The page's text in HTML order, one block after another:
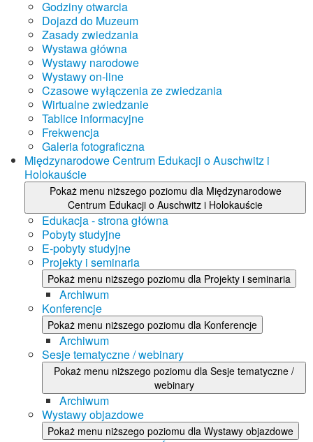
Godziny otwarcia
Dojazd do Muzeum
Zasady zwiedzania
Wystawa główna
Wystawy narodowe
Wystawy on-line
Czasowe wyłączenia ze zwiedzania
Wirtualne zwiedzanie
Tablice informacyjne
Frekwencja
Galeria fotograficzna
Międzynarodowe Centrum Edukacji o Auschwitz i
Holokauście
Pokaż menu niższego poziomu dla Międzynarodowe
Centrum Edukacji o Auschwitz i Holokauście
Edukacja - strona główna
Pobyty studyjne
E-pobyty studyjne
Projekty i seminaria
Pokaż menu niższego poziomu dla Projekty i seminaria
Archiwum
Konferencje
Pokaż menu niższego poziomu dla Konferencje
Archiwum
Sesje tematyczne / webinary
Pokaż menu niższego poziomu dla Sesje tematyczne /
webinary
Archiwum
Wystawy objazdowe
Pokaż menu niższego poziomu dla Wystawy objazdowe